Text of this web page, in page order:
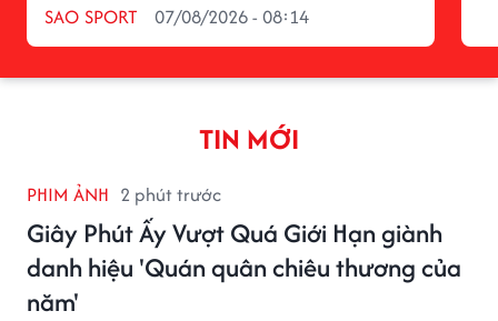
SAO SPORT 07/08/2026 - 08:14
TIN MỚI
PHIM ẢNH 2 phút trước
Giây Phút Ấy Vượt Quá Giới Hạn giành
danh hiệu 'Quán quân chiêu thương của
năm'